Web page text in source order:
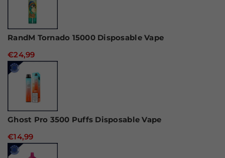
RandM Tornado 15000 Disposable Vape
€24,99
Ghost Pro 3500 Puffs Disposable Vape
€14,99